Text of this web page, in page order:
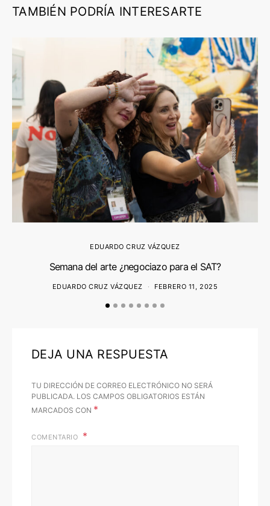
TAMBIÉN PODRÍA INTERESARTE
EDUARDO CRUZ VÁZQUEZ
Semana del arte ¿negociazo para el SAT?
EDUARDO CRUZ VÁZQUEZ FEBRERO 11, 2025
DEJA UNA RESPUESTA
TU DIRECCIÓN DE CORREO ELECTRÓNICO NO SERÁ
PUBLICADA. LOS CAMPOS OBLIGATORIOS ESTÁN
MARCADOS CON *
COMENTARIO